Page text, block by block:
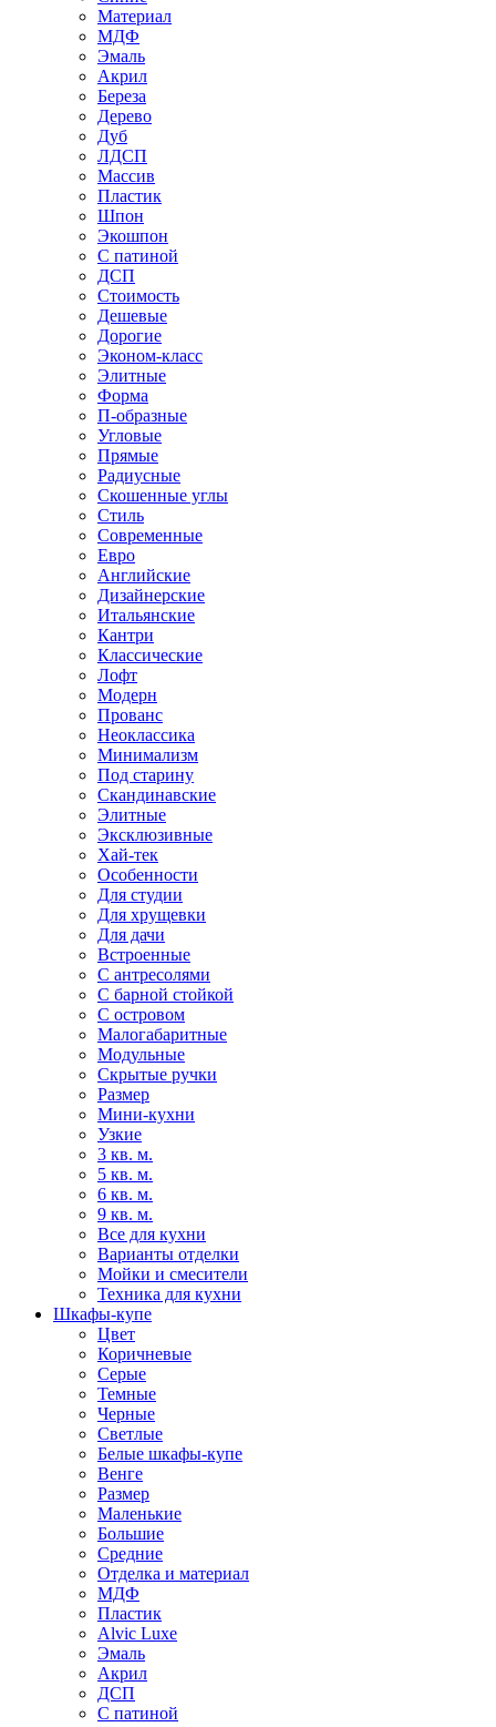
Материал
МДФ
Эмаль
Акрил
Береза
Дерево
Дуб
ЛДСП
Массив
Пластик
Шпон
Экошпон
С патиной
ДСП
Стоимость
Дешевые
Дорогие
Эконом-класс
Элитные
Форма
П-образные
Угловые
Прямые
Радиусные
Скошенные углы
Стиль
Современные
Евро
Английские
Дизайнерские
Итальянские
Кантри
Классические
Лофт
Модерн
Прованс
Неоклассика
Минимализм
Под старину
Скандинавские
Элитные
Эксклюзивные
Хай-тек
Особенности
Для студии
Для хрущевки
Для дачи
Встроенные
С антресолями
С барной стойкой
С островом
Малогабаритные
Модульные
Скрытые ручки
Размер
Мини-кухни
Узкие
3 кв. м.
5 кв. м.
6 кв. м.
9 кв. м.
Все для кухни
Варианты отделки
Мойки и смесители
Техника для кухни
Шкафы-купе
Цвет
Коричневые
Серые
Темные
Черные
Светлые
Белые шкафы-купе
Венге
Размер
Маленькие
Большие
Средние
Отделка и материал
МДФ
Пластик
Alvic Luxe
Эмаль
Акрил
ДСП
С патиной